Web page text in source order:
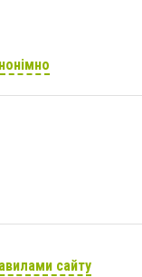
сайту